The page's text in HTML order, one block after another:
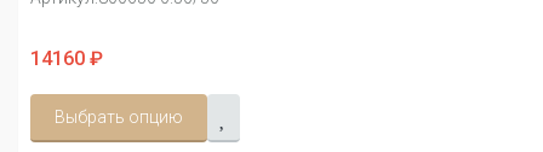
14160 ₽
Выбрать опцию